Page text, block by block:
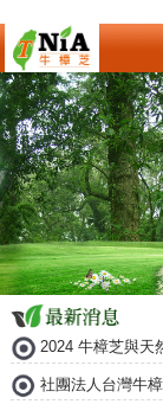
2024 牛樟芝與天
社團法人台灣牛